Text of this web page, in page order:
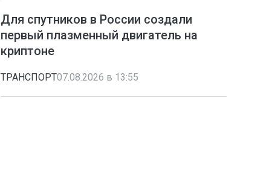
Для спутников в России создали
первый плазменный двигатель на
криптоне
ТРАНСПОРТ07.08.2026 в 13:55